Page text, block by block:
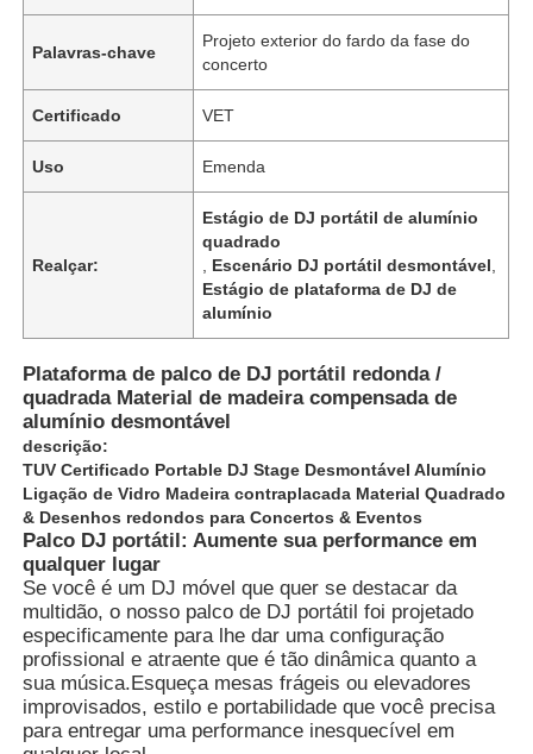
Palavras-chave
Projeto exterior do fardo da fase do
concerto
Certificado VET
Uso Emenda
Realçar:
Estágio de DJ portátil de alumínio
quadrado
Escenário DJ portátil desmontável
Estágio de plataforma de DJ de
alumínio
Plataforma de palco de DJ portátil redonda /
quadrada Material de madeira compensada de
alumínio desmontável
descrição:
TUV Certificado Portable DJ Stage Desmontável Alumínio
Ligação de Vidro Madeira contraplacada Material Quadrado
& Desenhos redondos para Concertos & Eventos
Palco DJ portátil: Aumente sua performance em
qualquer lugar
Se você é um DJ móvel que quer se destacar da
multidão, o nosso palco de DJ portátil foi projetado
especificamente para lhe dar uma configuração
profissional e atraente que é tão dinâmica quanto a
sua música.Esqueça mesas frágeis ou elevadores
improvisados, estilo e portabilidade que você precisa
para entregar uma performance inesquecível em